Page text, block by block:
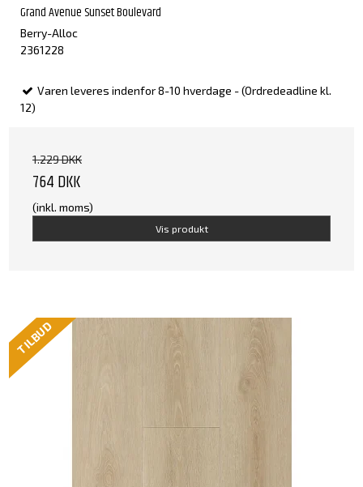
Grand Avenue Sunset Boulevard
Berry-Alloc
2361228
Varen leveres indenfor 8-10 hverdage - (Ordredeadline kl.
12)
1.229 DKK
764 DKK
(inkl. moms)
Vis produkt
TILBUD